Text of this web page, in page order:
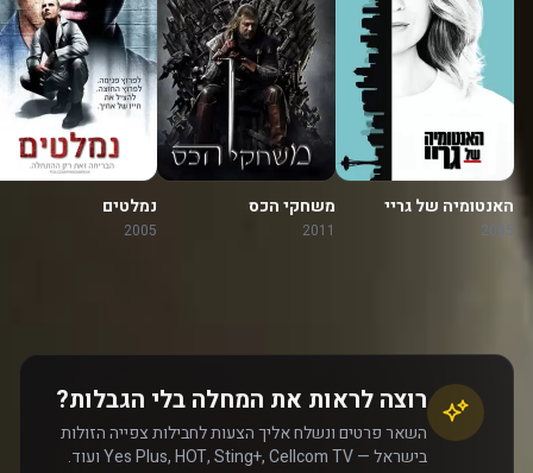
האנטומיה של גריי
2005
משחקי הכס
2011
נמלטים
2005
רוצה לראות את המחלה בלי הגבלות?
השאר פרטים ונשלח אליך הצעות לחבילות צפייה הזולות
בישראל — Yes Plus, HOT, Sting+, Cellcom TV ועוד.